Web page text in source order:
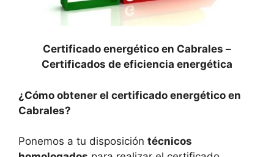
Certificado energético en Cabrales –
Certificados de eficiencia energética
¿Cómo obtener el certificado energético en
Cabrales?
Ponemos a tu disposición técnicos